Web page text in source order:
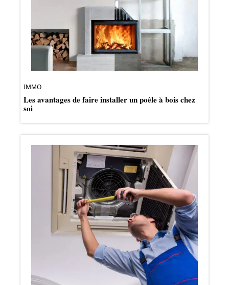
IMMO
Les avantages de faire installer un poêle à bois chez
soi